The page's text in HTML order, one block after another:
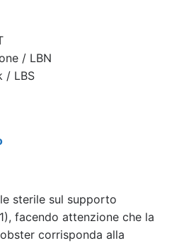
/ LBN
/ LBS
sterile sul supporto
facendo attenzione che la
corrisponda alla